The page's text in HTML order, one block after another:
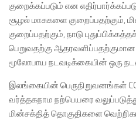
குறைக்கப்படும் என
சூழல் மாசுகளை குறைப்பதற்கும்,
குறைப்பதற்கும், நாடு
பெறுவதற்கு ஆதரவளிப்பதற்குமான
மூலோபாய நடவடிக்கையின் ஒரு
இலங்கையின் பெருநிறுவனங்கள்
வர்த்தகநாம நற்பெயரை
மின்சக்தித் தொகுதிகளை